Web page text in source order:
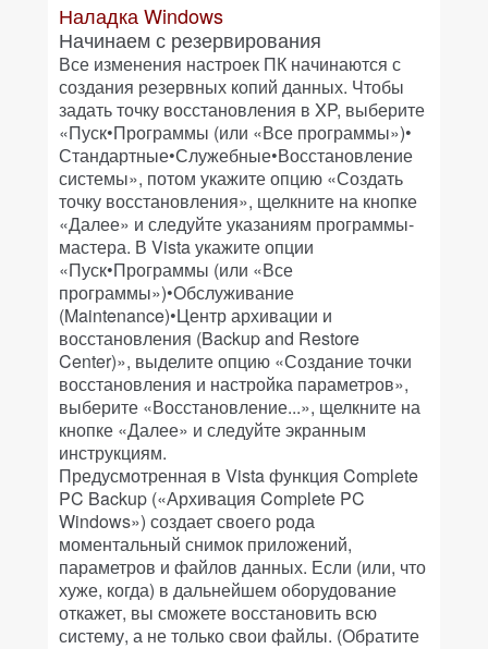
Наладка Windows
Начинаем с резервирования
Все изменения настроек ПК начинаются с
создания резервных копий данных. Чтобы
задать точку восстановления в XP, выберите
«Пуск•Программы (или «Все программы»)•
Стандартные•Служебные•Восстановление
системы», потом укажите опцию «Создать
точку восстановления», щелкните на кнопке
«Далее» и следуйте указаниям программы-
мастера. В Vista укажите опции
«Пуск•Программы (или «Все
программы»)•Обслуживание
(Maintenance)•Центр архивации и
восстановления (Backup and Restore
Center)», выделите опцию «Создание точки
восстановления и настройка параметров»,
выберите «Восстановление...», щелкните на
кнопке «Далее» и следуйте экранным
инструкциям.
Предусмотренная в Vista функция Complete
PC Backup («Архивация Complete PC
Windows») создает своего рода
моментальный снимок приложений,
параметров и файлов данных. Если (или, что
хуже, когда) в дальнейшем оборудование
откажет, вы сможете восстановить всю
систему, а не только свои файлы. (Обратите